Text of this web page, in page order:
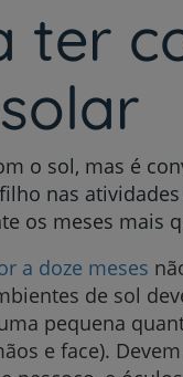
ter
o sol, mas é
nas
os meses mais
a doze meses
de sol
pequena
e face).